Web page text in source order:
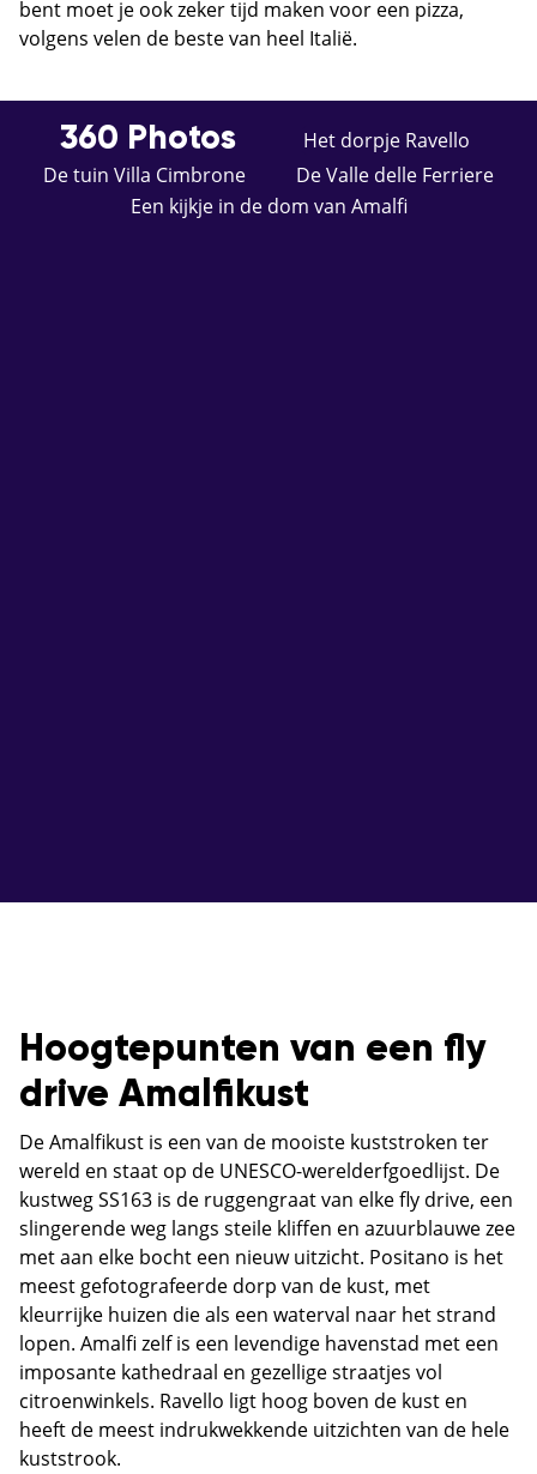
bent moet je ook zeker tijd maken voor een pizza,
volgens velen de beste van heel Italië.
360 Photos
Het dorpje Ravello
De tuin Villa Cimbrone
De Valle delle Ferriere
Een kijkje in de dom van Amalfi
Hoogtepunten van een fly
drive Amalfikust
De Amalfikust is een van de mooiste kuststroken ter
wereld en staat op de UNESCO-werelderfgoedlijst. De
kustweg SS163 is de ruggengraat van elke fly drive, een
slingerende weg langs steile kliffen en azuurblauwe zee
met aan elke bocht een nieuw uitzicht. Positano is het
meest gefotografeerde dorp van de kust, met
kleurrijke huizen die als een waterval naar het strand
lopen. Amalfi zelf is een levendige havenstad met een
imposante kathedraal en gezellige straatjes vol
citroenwinkels. Ravello ligt hoog boven de kust en
heeft de meest indrukwekkende uitzichten van de hele
kuststrook.